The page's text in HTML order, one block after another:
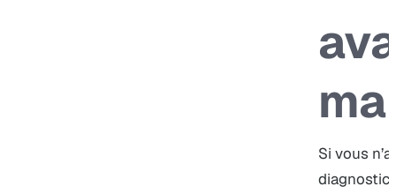
Si vous
diagnostic